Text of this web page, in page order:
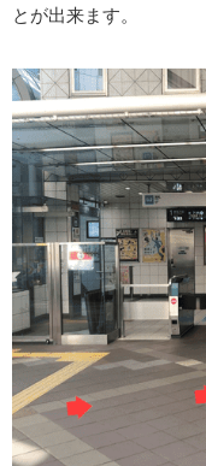
とが出来ます。